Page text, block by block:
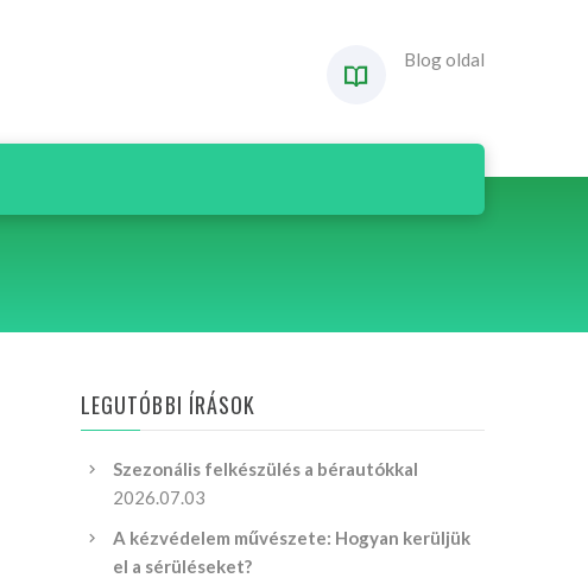
Blog oldal
LEGUTÓBBI ÍRÁSOK
Szezonális felkészülés a bérautókkal
2026.07.03
A kézvédelem művészete: Hogyan kerüljük
el a sérüléseket?